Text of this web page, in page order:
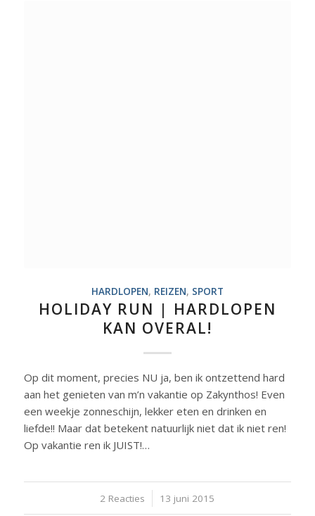
HARDLOPEN, REIZEN, SPORT
HOLIDAY RUN | HARDLOPEN
KAN OVERAL!
Op dit moment, precies NU ja, ben ik ontzettend hard
aan het genieten van m’n vakantie op Zakynthos! Even
een weekje zonneschijn, lekker eten en drinken en
liefde!! Maar dat betekent natuurlijk niet dat ik niet ren!
Op vakantie ren ik JUIST!…
2 Reacties
/ 13 juni 2015